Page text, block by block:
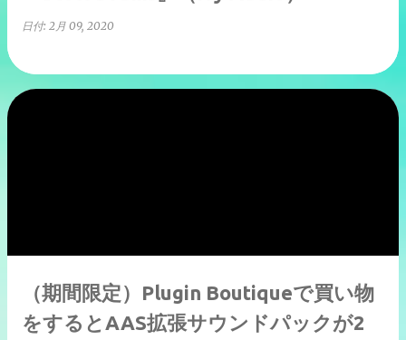
日付: 2月 09, 2020
（期間限定）Plugin Boutiqueで買い物
をするとAAS拡張サウンドパックが2